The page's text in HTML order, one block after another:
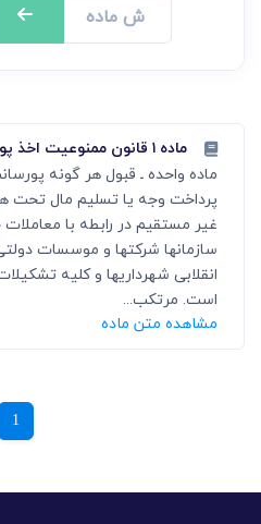
ماده ۱ قانون ممنوعیت اخذ پورسانت در معاملات خارجی
ماده واحده ـ قبول هر گونه
پرداخت وجه یا تسلیم مال تحت
غیر مستقیم در رابطه با
سازمانها شرکتها و موسسات
انقلابی شهرداریها و کلیه
است. مرتکب...
مشاهده متن ماده
1